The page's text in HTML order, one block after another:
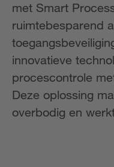
met Smart
ruimtebesparend
innovatieve
procescontrole
Deze oplossing
overbodig en